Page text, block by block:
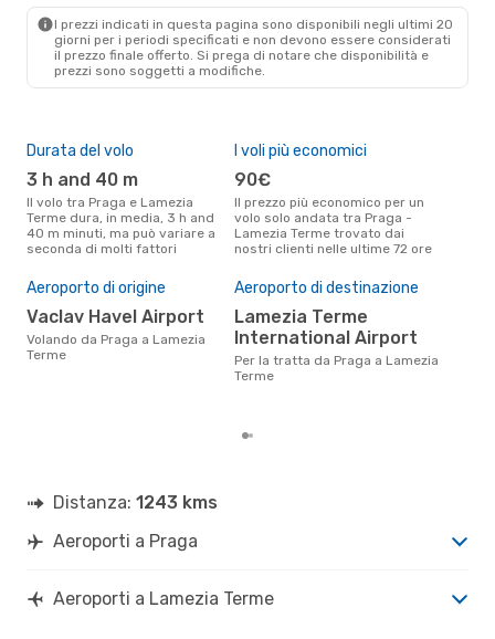
SUF- PRG
I prezzi indicati in questa pagina sono disponibili negli ultimi 20
giorni per i periodi specificati e non devono essere considerati
il ​​prezzo finale offerto. Si prega di notare che disponibilità e
prezzi sono soggetti a modifiche.
Durata del volo
3 h and 40 m
Il volo tra Praga e Lamezia
Terme dura, in media, 3 h and
40 m minuti, ma può variare a
seconda di molti fattori
I voli più economici
90€
Il prezzo più economico per un
volo solo andata tra Praga -
Lamezia Terme trovato dai
nostri clienti nelle ultime 72 ore
Aeroporto di origine
Vaclav Havel Airport
Volando da Praga a Lamezia
Terme
Aeroporto di destinazione
Lamezia Terme
International Airport
Per la tratta da Praga a Lamezia
Terme
Distanza: 1243 kms
Aeroporti a Praga
Aeroporti a Lamezia Terme